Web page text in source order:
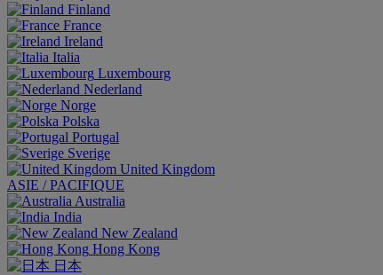
Finland
France
Ireland
Italia
Luxembourg
Nederland
Norge
Polska
Portugal
Sverige
United Kingdom
ASIE / PACIFIQUE
Australia
India
New Zealand
Hong Kong
日本